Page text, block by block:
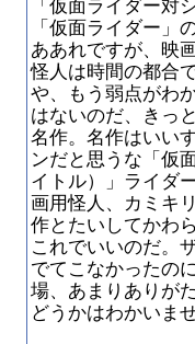
「仮面ライダー対
「仮面ライダー」
ああれですが、映
怪人は時間の都合
や、もう弱点がわ
はないのだ、きっ
名作。名作はいい
ンだと思うな「仮
イトル）」ライダ
画用怪人、カミキ
作とたいしてかわ
これでいいのだ。
でてこなかったの
場、あまりありが
どうかはわかいま